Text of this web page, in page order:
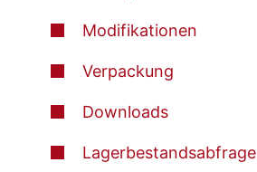
Modifikationen
Verpackung
Downloads
Lagerbestandsabfrage